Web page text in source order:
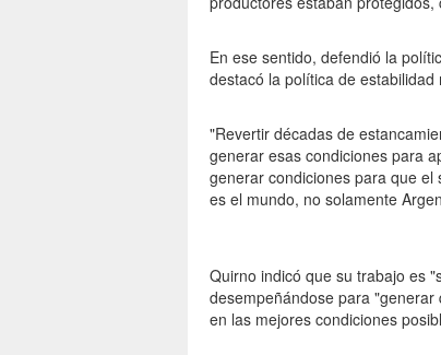
En ese sentido, defendió la
destacó la política de estabilidad
"Revertir décadas de
generar esas condiciones para
generar condiciones para que
es el mundo, no solamente
Quirno indicó que su trabajo es
desempeñándose para
en las mejores condiciones